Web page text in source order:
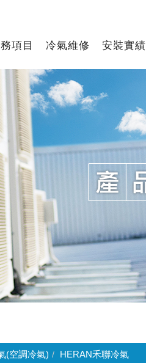
項目 冷氣維修 安裝實績
(空調冷氣) HERAN禾聯冷氣